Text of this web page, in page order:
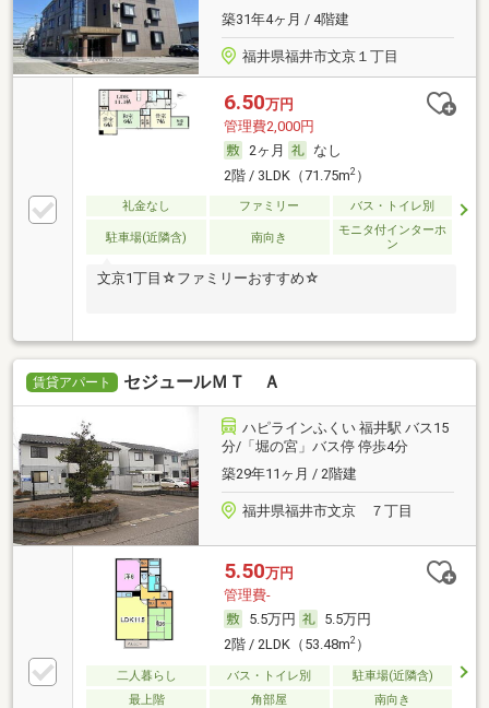
築31年4ヶ月 / 4階建
福井県福井市文京１丁目
6.50万円
管理費2,000円
2ヶ月
なし
2階 / 3LDK（71.75m2）
礼金なし ファミリー バス・トイレ別
駐車場(近隣含) 南向き
モニタ付インターホ
ン
文京1丁目☆ファミリーおすすめ☆
賃貸アパート セジュールＭＴ Ａ
ハピラインふくい 福井駅 バス15
分/「堀の宮」バス停 停歩4分
築29年11ヶ月 / 2階建
福井県福井市文京 ７丁目
5.50万円
管理費-
5.5万円
5.5万円
2階 / 2LDK（53.48m2）
二人暮らし バス・トイレ別
駐車場(近隣含)
最上階
角部屋 南向き